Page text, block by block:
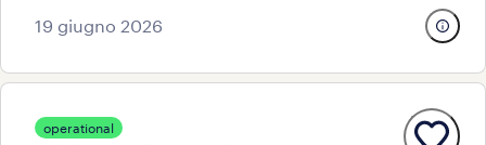
19 giugno 2026
operational